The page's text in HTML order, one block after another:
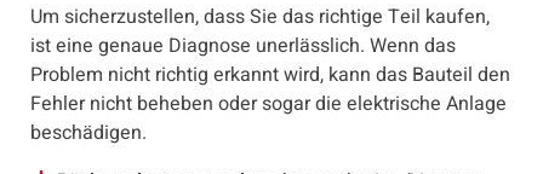
Um sicherzustellen, dass Sie das richtige Teil kaufen,
ist eine genaue Diagnose unerlässlich. Wenn das
Problem nicht richtig erkannt wird, kann das Bauteil den
Fehler nicht beheben oder sogar die elektrische Anlage
beschädigen.